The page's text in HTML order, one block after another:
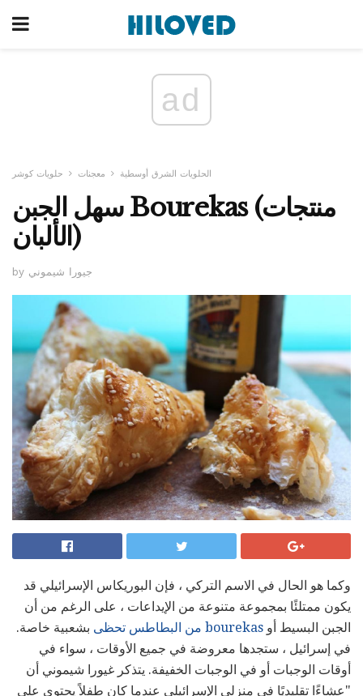
ad
الحلويات الشرق أوسطية معجنات حلويات كوشر
سهل الجبن Bourekas (منتجات
الألبان)
by جيورا شيموني
وكما هو الحال في الاسم التركي ، فإن البوريكاس الإسرائيلي قد
يكون ممتلئًا بمجموعة متنوعة من الإيداعات ، على الرغم من أن
الجبن البسيط أو bourekas من البطاطس تحظى
بشعبية خاصة.
في إسرائيل ، ستجدها معروضة في جميع الأوقات ، سواء في
أوقات الوجبات أو في الوجبات الخفيفة. يتذكر غيورا شيموني أن
"عشاءًا تقليديًا في منزلي الإسرائيلي عندما كان طفلاً يحتوي على